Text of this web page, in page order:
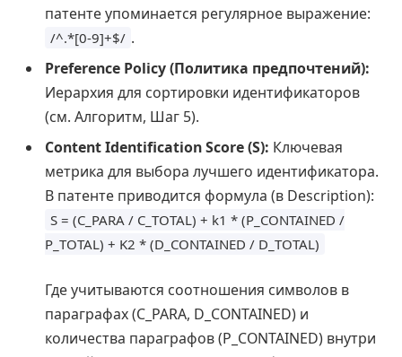
патенте упоминается регулярное выражение:
/^.*[0-9]+$/ .
Preference Policy (Политика предпочтений):
Иерархия для сортировки идентификаторов
(см. Алгоритм, Шаг 5).
Content Identification Score (S): Ключевая
метрика для выбора лучшего идентификатора.
В патенте приводится формула (в Description):
S = (C_PARA / C_TOTAL) + k1 * (P_CONTAINED /
P_TOTAL) + K2 * (D_CONTAINED / D_TOTAL)
Где учитываются соотношения символов в
параграфах (C_PARA, D_CONTAINED) и
количества параграфов (P_CONTAINED) внутри